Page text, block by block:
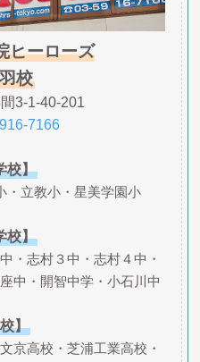
ヒーローズ
校
3-1-40-201
7166
校】
・立教小・星美学園小
校】
・志村３中・志村４中・
中・開智中学・小石川中
】
京高校・芝浦工業高校・